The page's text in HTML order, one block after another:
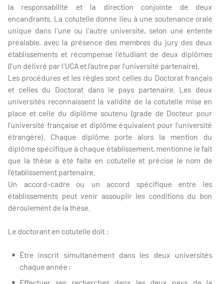
la responsabilité et la direction conjointe de deux
encandrants. La cotutelle donne lieu à une soutenance orale
unique dans l'une ou l'autre université, selon une entente
préalable, avec la présence des membres du jury des deux
établissements et récompense l'étudiant de deux diplômes
(l’un délivré par l'UCA et l’autre par l’université partenaire).
Les procédures et les règles sont celles du Doctorat français
et celles du Doctorat dans le pays partenaire. Les deux
universités reconnaissent la validité de la cotutelle mise en
place et celle du diplôme soutenu (grade de Docteur pour
l’université française et diplôme équivalent pour l’université
étrangère). Chaque diplôme porte alors la mention du
diplôme spécifique à chaque établissement, mentionne le fait
que la thèse a été faite en cotutelle et précise le nom de
l’établissement partenaire.
Un accord-cadre ou un accord spécifique entre les
établissements peut venir assouplir les conditions du bon
déroulement de la thèse.
Le doctorant en cotutelle doit :
Être inscrit simultanément dans les deux universités
chaque année ;